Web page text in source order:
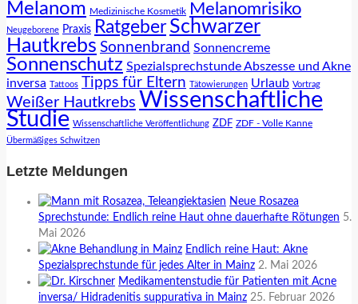
Melanom Medizinische Kosmetik Melanomrisiko
Neugeborene Praxis Ratgeber Schwarzer
Hautkrebs Sonnenbrand Sonnencreme
Sonnenschutz Spezialsprechstunde Abszesse und Akne
inversa Tattoos Tipps für Eltern Tätowierungen Urlaub Vortrag
Weißer Hautkrebs Wissenschaftliche
Studie Wissenschaftliche Veröffentlichung ZDF ZDF - Volle Kanne
Übermäßiges Schwitzen
Letzte Meldungen
Neue Rosazea
Sprechstunde: Endlich reine Haut ohne dauerhafte Rötungen 5.
Mai 2026
Endlich reine Haut: Akne
Spezialsprechstunde für jedes Alter in Mainz 2. Mai 2026
Medikamentenstudie für Patienten mit Acne
inversa/ Hidradenitis suppurativa in Mainz 25. Februar 2026